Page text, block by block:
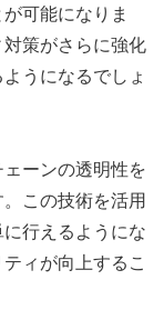
可能になりま
策がさらに強化
うになるでしょ
ーンの透明性を
この技術を活用
行えるようにな
ィが向上するこ